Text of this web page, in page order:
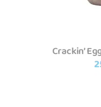
Crackin’